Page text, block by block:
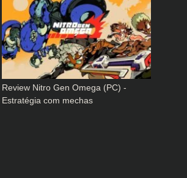
Review Nitro Gen Omega (PC) -
Estratégia com mechas